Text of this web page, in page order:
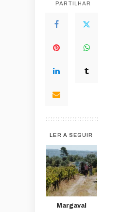
PARTILHAR
LER A SEGUIR
Margaval